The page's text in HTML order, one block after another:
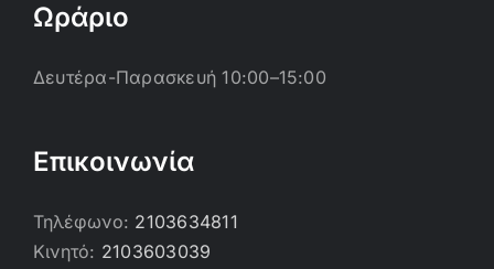
Ωράριο
Δευτέρα-Παρασκευή 10:00–15:00
Επικοινωνία
Τηλέφωνο: 2103634811
Κινητό: 2103603039